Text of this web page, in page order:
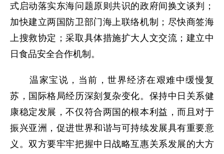
式启动落实东海问题原则共识的政府间换文谈判；
加快建立两国防卫部门海上联络机制；尽快商签海
上搜救协定；采取具体措施扩大人文交流；建立中
日食品安全合作机制。
温家宝说，当前，世界经济在艰难中缓慢复
苏，国际格局经历深刻复杂变化。保持中日关系健
康稳定发展，不仅符合两国的根本利益，而且对于
振兴亚洲，促进世界和谐与可持续发展具有重要意
义。双方要牢牢把握中日战略互惠关系发展的大方